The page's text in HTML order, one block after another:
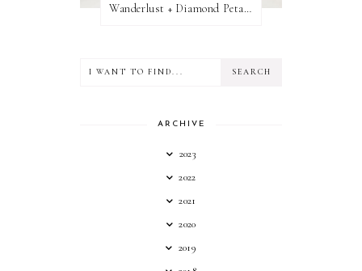
Wanderlust + Diamond Petal Giveaway
ARCHIVE
2023
2022
2021
2020
2019